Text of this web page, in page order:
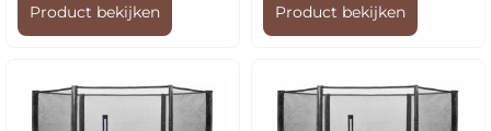
Product bekijken Product bekijken